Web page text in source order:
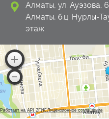
Алматы, ул. Ауэзова,
Алматы, б.ц. Нурлы-
этаж
Работает на API 2ГИСЛицензионное соглашение